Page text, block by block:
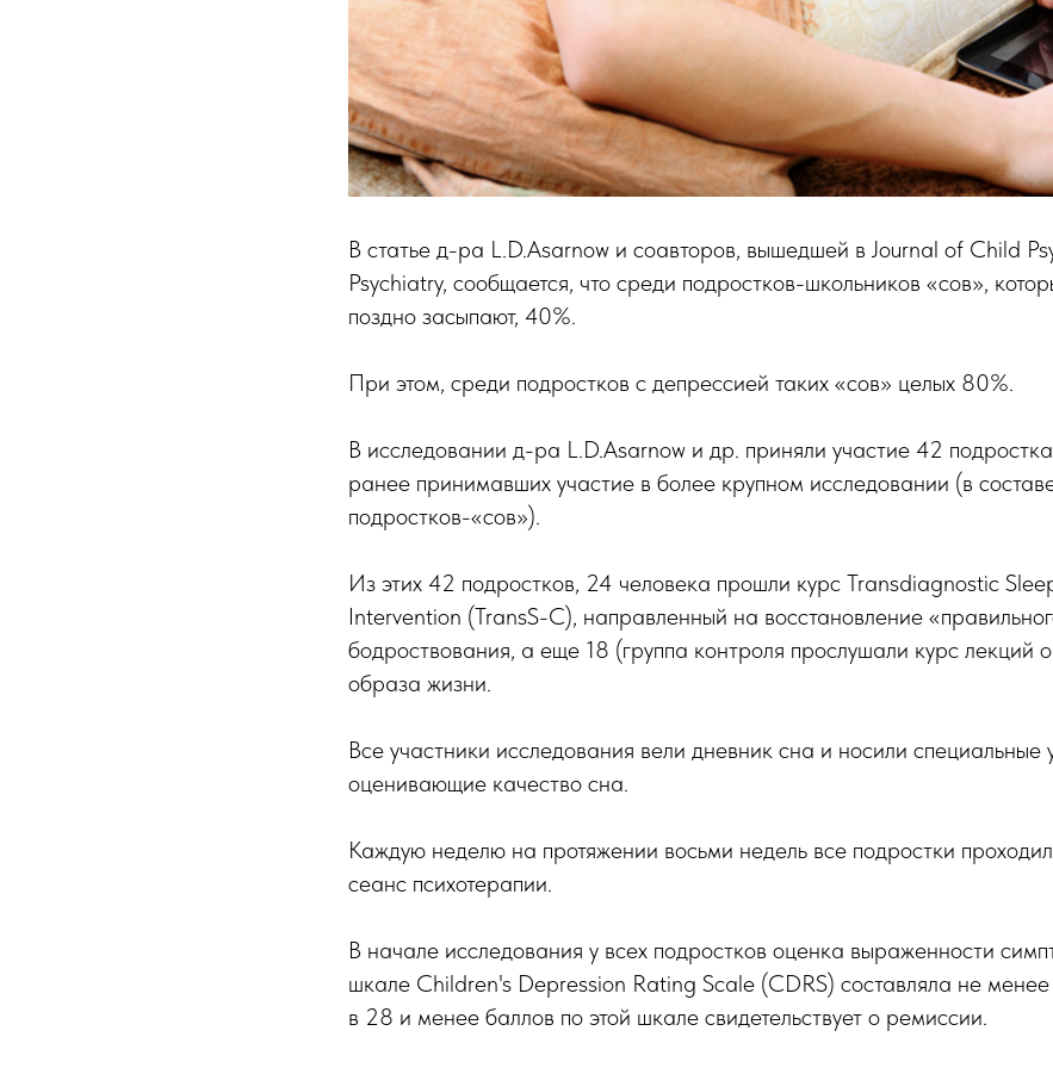
В статье д-ра L.D.Asarnow и соавторов, вышедшей в Journal of Child
Psychiatry, сообщается, что среди подростков-школьников «сов»,
поздно засыпают, 40%.
При этом, среди подростков с депрессией таких «сов» целых 80%.
В исследовании д-ра L.D.Asarnow и др. приняли участие 42
ранее принимавших участие в более крупном исследовании (в
подростков-«сов»).
Из этих 42 подростков, 24 человека прошли курс Transdiagnostic
Intervention (TransS-C), направленный на восстановление
бодроствования, а еще 18 (группа контроля прослушали курс лекций
образа жизни.
Все участники исследования вели дневник сна и носили специальные
оценивающие качество сна.
Каждую неделю на протяжении восьми недель все подростки
сеанс психотерапии.
В начале исследования у всех подростков оценка выраженности
шкале Children's Depression Rating Scale (CDRS) составляла не
в 28 и менее баллов по этой шкале свидетельствует о ремиссии.